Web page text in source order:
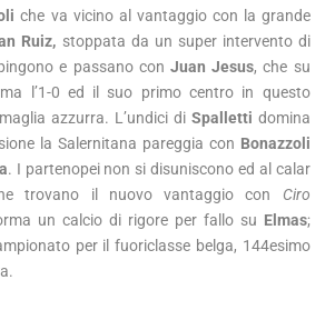
che va vicino al vantaggio con la grande
Ruiz, stoppata da un super intervento di
e passano con Juan Jesus, che su
l’1-0 ed il suo primo centro in questo
azzurra. L’undici di Spalletti domina
la Salernitana pareggia con Bonazzoli
. I partenopei non si disuniscono ed al calar
trovano il nuovo vantaggio con Ciro
un calcio di rigore per fallo su Elmas;
per il fuoriclasse belga, 144esimo